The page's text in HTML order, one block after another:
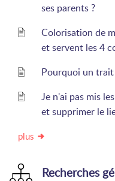
ses parents ?
Colorisation de
et servent les 4
Pourquoi un
Je n'ai pas mis
et supprimer le
plus
Recherches